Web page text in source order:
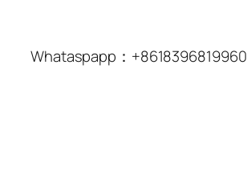
Whataspapp：+8618396819960